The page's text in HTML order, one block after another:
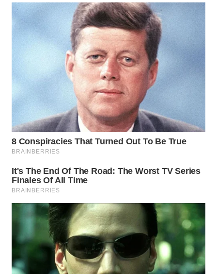
WN
LIKUPANG
WN
BORNEO
Group
WAHANA
WAHANA
WAHANA
ADVOKAT
WAHANA
INFRASTRUKTUR